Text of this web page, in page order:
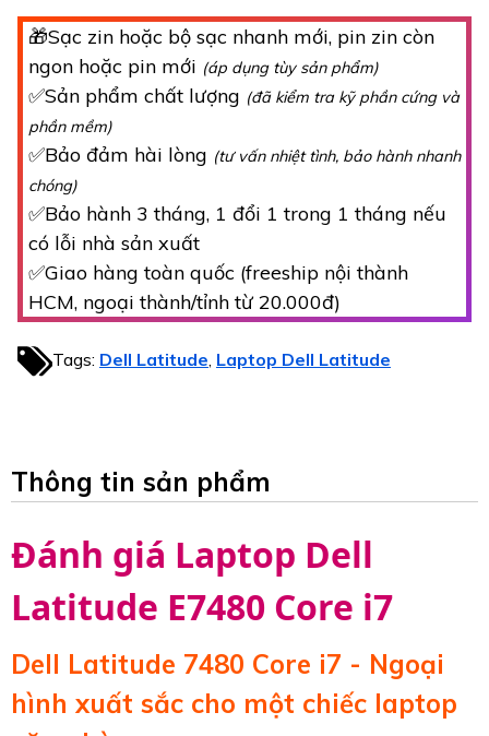
🎁Sạc zin hoặc bộ sạc nhanh mới, pin zin còn
ngon hoặc pin mới (áp dụng tùy sản phẩm)
✅Sản phẩm chất lượng (đã kiểm tra kỹ phần cứng và
phần mềm)
✅Bảo đảm hài lòng (tư vấn nhiệt tình, bảo hành nhanh
chóng)
✅Bảo hành 3 tháng, 1 đổi 1 trong 1 tháng nếu
có lỗi nhà sản xuất
✅Giao hàng toàn quốc (freeship nội thành
HCM, ngoại thành/tỉnh từ 20.000đ)
Tags: Dell Latitude Laptop Dell Latitude
Thông tin sản phẩm
Đánh giá Laptop Dell
Latitude E7480 Core i7
Dell Latitude 7480 Core i7 - Ngoại
hình xuất sắc cho một chiếc laptop